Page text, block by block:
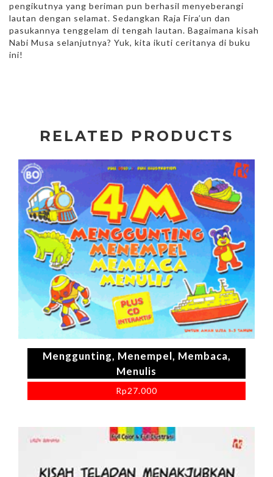
pengikutnya yang beriman pun berhasil menyeberangi
lautan dengan selamat. Sedangkan Raja Fira’un dan
pasukannya tenggelam di tengah lautan. Bagaimana kisah
Nabi Musa selanjutnya? Yuk, kita ikuti ceritanya di buku
ini!
RELATED PRODUCTS
Menggunting, Menempel, Membaca,
Menulis
Rp27.000